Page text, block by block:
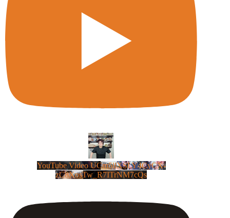
YouTube Video UCm5llXSLY4CyCX-
zC8XosTw_R7ITrNM7cQs